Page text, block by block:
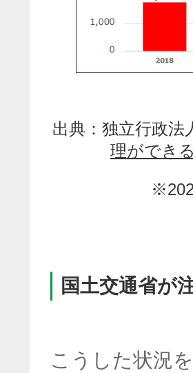
出典：独立行政法
理ができ
国土交通省が
こうした状況